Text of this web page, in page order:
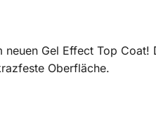
Gel Effect Top Coat!
Oberfläche.